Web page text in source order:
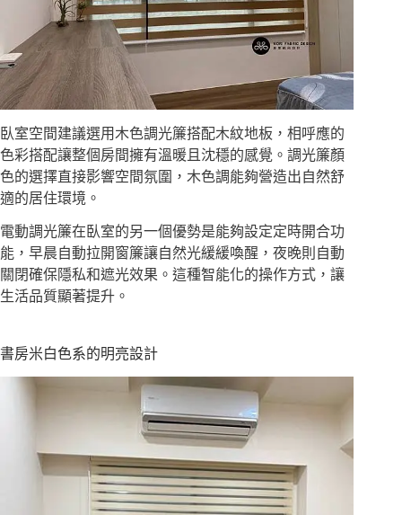
臥室空間建議選用木色調光簾搭配木紋地板，相呼應的
色彩搭配讓整個房間擁有溫暖且沈穩的感覺。調光簾顏
色的選擇直接影響空間氛圍，木色調能夠營造出自然舒
適的居住環境。
電動調光簾在臥室的另一個優勢是能夠設定定時開合功
能，早晨自動拉開窗簾讓自然光緩緩喚醒，夜晚則自動
關閉確保隱私和遮光效果。這種智能化的操作方式，讓
生活品質顯著提升。
書房米白色系的明亮設計